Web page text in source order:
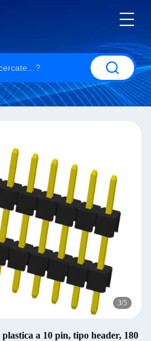
3/5
a 10 pin, tipo header, 180